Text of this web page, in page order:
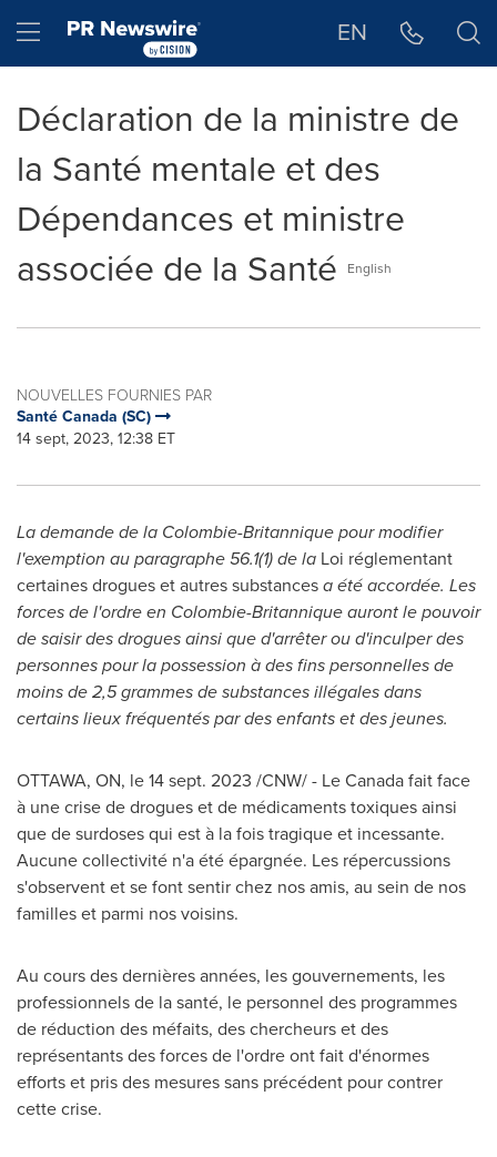
Hamburger menu EN
Déclaration de la ministre de
la Santé mentale et des
Dépendances et ministre
associée de la Santé
English
NOUVELLES FOURNIES PAR
Santé Canada (SC)
14 sept, 2023, 12:38 ET
La demande de la Colombie-Britannique pour modifier
l'exemption au paragraphe 56.1(1) de la Loi réglementant
certaines drogues et autres substancesa été accordée. Les
forces de l'ordre en Colombie-Britannique auront le pouvoir
de saisir des drogues ainsi que d'arrêter ou d'inculper des
personnes pour la possession à des fins personnelles de
moins de 2,5 grammes de substances illégales dans
certains lieux fréquentés par des enfants et des jeunes.
OTTAWA, ON, le14 sept. 2023 /CNW/ - Le Canadafait face
à une crise de drogues et de médicaments toxiques ainsi
que de surdoses qui est à la fois tragique et incessante.
Aucune collectivité n'a été épargnée. Les répercussions
s'observent et se font sentir chez nos amis, au sein de nos
familles et parmi nos voisins.
Au cours des dernières années, les gouvernements, les
professionnels de la santé, le personnel des programmes
de réduction des méfaits, des chercheurs et des
représentants des forces de l'ordre ont fait d'énormes
efforts et pris des mesures sans précédent pour contrer
cette crise.